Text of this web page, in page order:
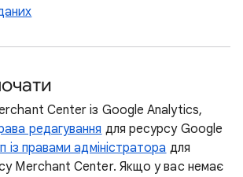
Center із Google Analytics,
редагування для ресурсу Google
із правами адміністратора для
Merchant Center. Якщо у вас немає